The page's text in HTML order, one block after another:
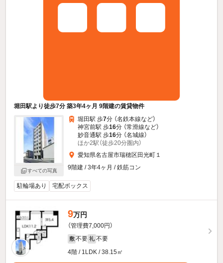
堀田駅より徒歩7分 築3年4ヶ月 9階建の賃貸物件
すべての写真
堀田駅 歩7分 （名鉄本線など）
神宮前駅 歩16分 （常滑線など）
妙音通駅 歩16分 （名城線）
ほか2駅（徒歩20分圏内）
愛知県名古屋市瑞穂区田光町１
9階建 / 3年4ヶ月 / 鉄筋コン
駐輪場あり 宅配ボックス
9万円
（管理費7,000円）
敷 不要 礼 不要
4階 / 1LDK / 38.15㎡